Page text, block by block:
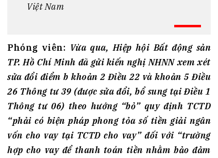
Việt Nam
Phóng viên: Vừa qua, Hiệp hội Bấtđộng sản
TP. Hồ Chí Minh đã gửi kiến nghị NHNNxem xét
sửa đổi điểm b khoản 2 Điều 22 và khoản 5 Điều
26 Thông tư 39 (được sửa đổi, bổ sung tại Điều 1
Thông tư 06) theo hướng “bỏ” quy định TCTD
“phải có biện pháp phong tỏa số tiền giải ngân
vốn cho vay tại TCTD cho vay” đối với “trường
hợp cho vay để thanh toán tiền nhằm bảo đảm